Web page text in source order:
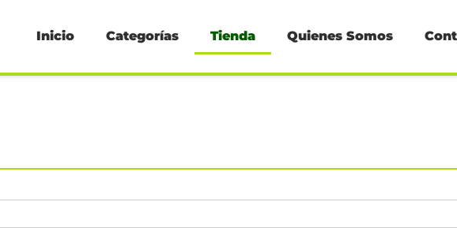
Inicio Categorías Tienda Quienes Somos